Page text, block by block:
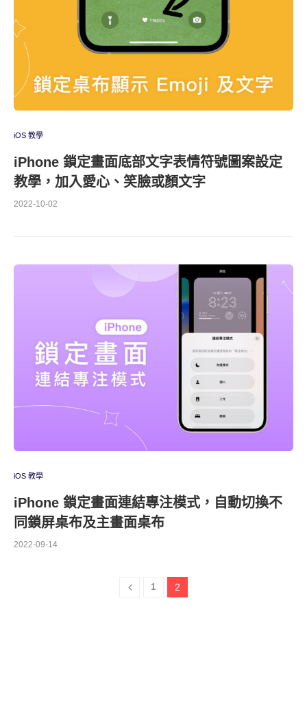
iOS 教學
iPhone 鎖定畫面底部文字表情符號圖案設定
教學，加入愛心、笑臉或顏文字
2022-10-02
iOS 教學
iPhone 鎖定畫面連結專注模式，自動切換不
同鎖屏桌布及主畫面桌布
2022-09-14
1 2